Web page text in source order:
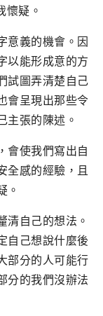
懷疑。
意義的機會。因
以能形成意的方
試圖弄清楚自己
會呈現出那些令
主張的陳述。
會使我們寫出自
全感的經驗，且
。
清自己的想法。
自己想說什麼後
部分的人可能行
分的我們沒辦法